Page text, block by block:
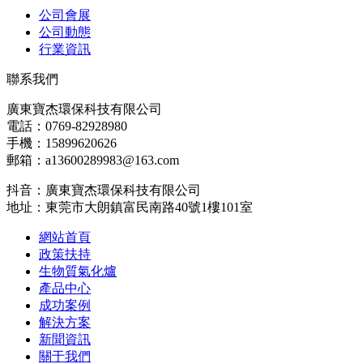
公司會展
公司動態
行業資訊
聯系我們
廣東寶杰環保科技有限公司
電話：0769-82928980
手機：15899620626
郵箱：a13600289983@163.com
抖音：廣東寶杰環保科技有限公司
地址：東莞市大朗鎮富民南路40號1樓101室
網站首頁
政策扶持
生物質氣化爐
產品中心
成功案例
解決方案
新聞資訊
關于我們